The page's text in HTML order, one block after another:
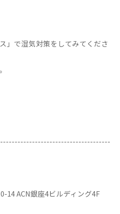
」で湿気対策をしてみてくださ
14 ACN銀座4ビルディング4F